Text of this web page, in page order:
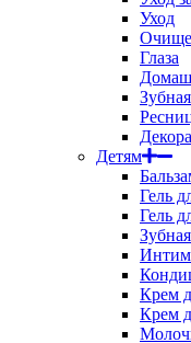
Уход
Глаза
Детям
Гель
Гель
Крем
Крем